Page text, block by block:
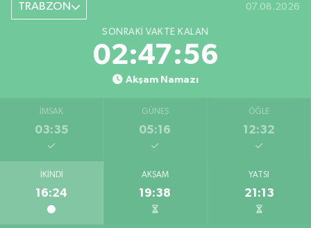
TRABZON 07.08.2026
SONRAKI VAKTE KALAN
02:47:56
Akşam Namazı
İMSAK
03:35
GÜNEŞ
05:16
ÖĞLE
12:32
İKINDI
16:24
AKŞAM
19:38
YATSI
21:13